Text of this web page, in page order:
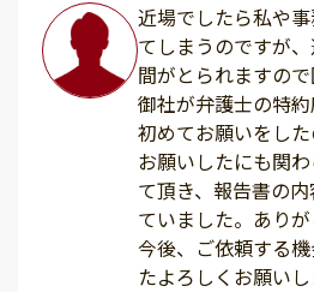
近場でしたら私や
てしまうのですが
間がとられますので
御社が弁護士の特
初めてお願いをし
お願いしたにも関
て頂き、報告書の
ていました。ありが
今後、ご依頼する
たよろしくお願いし